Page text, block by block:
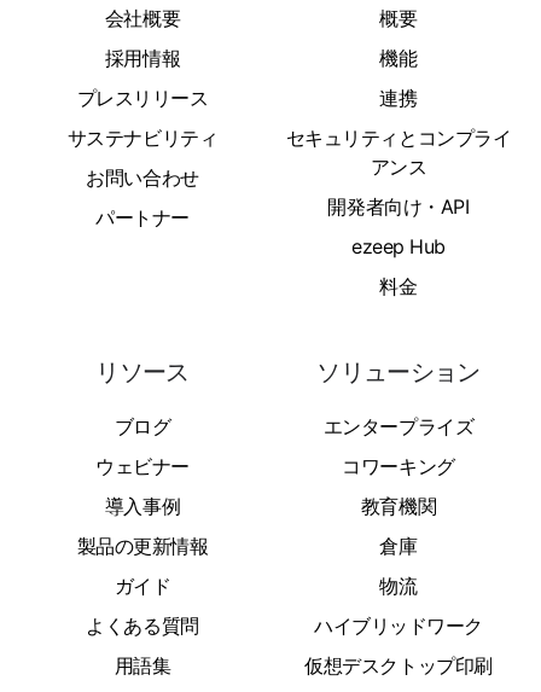
会社概要
採用情報
プレスリリース
サステナビリティ
お問い合わせ
パートナー
概要
機能
連携
セキュリティとコンプライ
アンス
開発者向け・API
ezeep Hub
料金
リソース
ブログ
ウェビナー
導入事例
製品の更新情報
ガイド
よくある質問
用語集
ソリューション
エンタープライズ
コワーキング
教育機関
倉庫
物流
ハイブリッドワーク
仮想デスクトップ印刷